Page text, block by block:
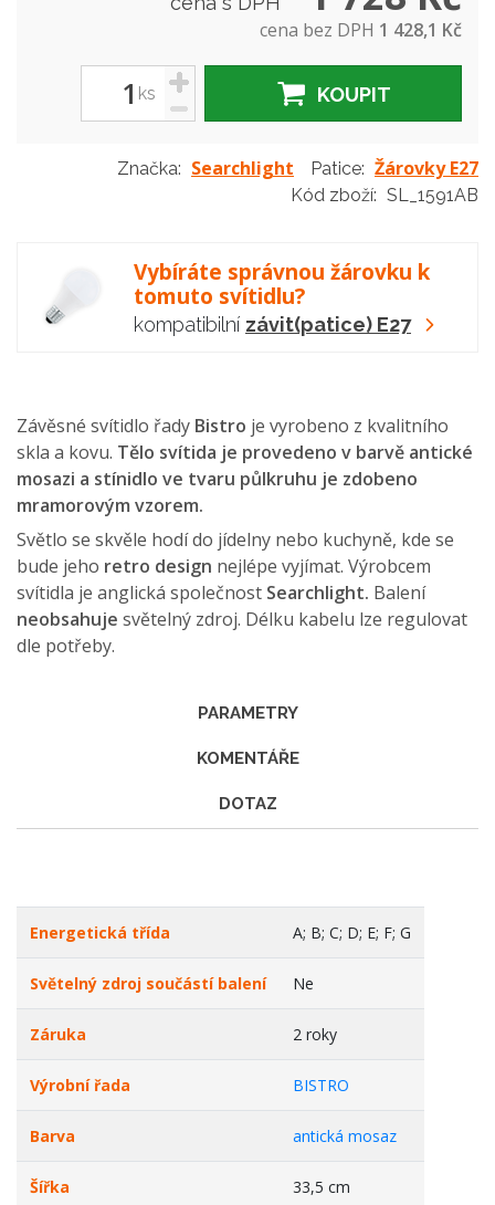
cena bez DPH 1 428,1 Kč
ks
+
-
KOUPIT
Značka: Searchlight Patice: Žárovky E27
Kód zboží: SL_1591AB
Vybíráte správnou žárovku k
tomuto svítidlu?
kompatibilní závit(patice) E27
Závěsné svítidlo řady Bistro je vyrobeno z kvalitního
skla a kovu. Tělo svítida je provedeno v barvě antické
mosazi a stínidlo ve tvaru půlkruhu je zdobeno
mramorovým vzorem.
Světlo se skvěle hodí do jídelny nebo kuchyně, kde se
bude jeho retro design nejlépe vyjímat. Výrobcem
svítidla je anglická společnost Searchlight. Balení
neobsahuje světelný zdroj. Délku kabelu lze regulovat
dle potřeby.
PARAMETRY
KOMENTÁŘE
DOTAZ
Energetická třída A; B; C; D; E; F; G
Světelný zdroj součástí balení Ne
Záruka 2 roky
Výrobní řada BISTRO
Barva antická mosaz
Šířka 33,5 cm